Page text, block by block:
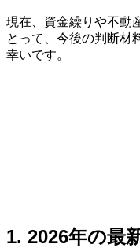
現在、資金繰りや不動
とって、今後の判断材
幸いです。
1. 2026年の最